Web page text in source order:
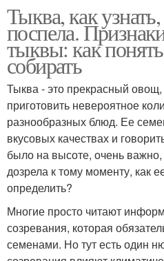
Тыква, как
поспела.
тыквы: как
собирать
Тыква - это прекрасный
приготовить невероятное
разнообразных блюд. Ее
вкусовых качествах и
было на высоте, очень
дозрела к тому моменту, как
определить?
Многие просто читают
созревания, которая
семенами. Но тут есть один